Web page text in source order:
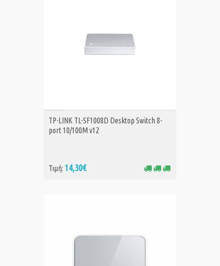
ΑΓΟΡΑ
TP-LINK TL-SF1008D Desktop Switch 8-
port 10/100M v12
Τιμή: 14,30€